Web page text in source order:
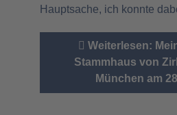
Hauptsache, ich konnte
Weiterlesen:
Stammhaus von
München am